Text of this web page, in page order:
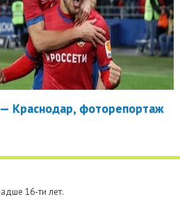
Краснодар, фоторепортаж
16-ти лет.